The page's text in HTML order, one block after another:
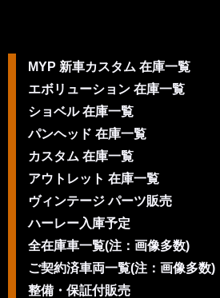
MYP 新車カスタム 在庫一覧
エボリューション 在庫一覧
ショベル 在庫一覧
パンヘッド 在庫一覧
カスタム 在庫一覧
アウトレット 在庫一覧
ヴィンテージ パーツ販売
ハーレー入庫予定
全在庫車一覧(注：画像多数)
ご契約済車両一覧(注：画像多数)
整備・保証付販売